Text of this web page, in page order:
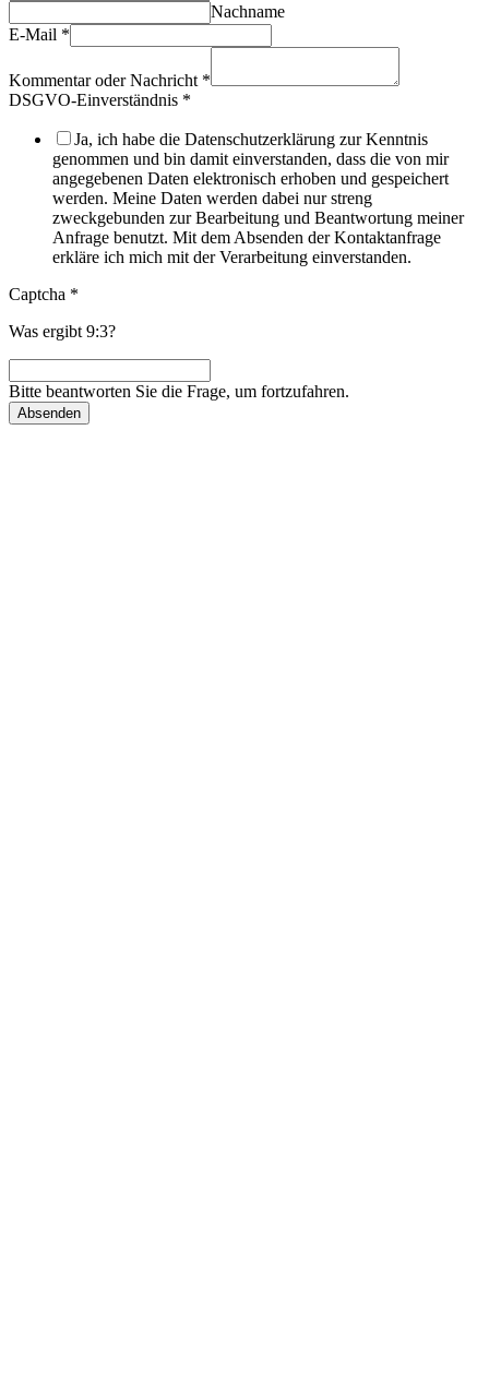
Nachname
E-Mail *
Kommentar oder Nachricht *
DSGVO-Einverständnis *
Ja, ich habe die Datenschutzerklärung zur Kenntnis
genommen und bin damit einverstanden, dass die von mir
angegebenen Daten elektronisch erhoben und gespeichert
werden. Meine Daten werden dabei nur streng
zweckgebunden zur Bearbeitung und Beantwortung meiner
Anfrage benutzt. Mit dem Absenden der Kontaktanfrage
erkläre ich mich mit der Verarbeitung einverstanden.
Captcha *
Was ergibt 9:3?
Bitte beantworten Sie die Frage, um fortzufahren.
Absenden